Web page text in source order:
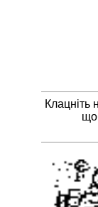
Клацніть